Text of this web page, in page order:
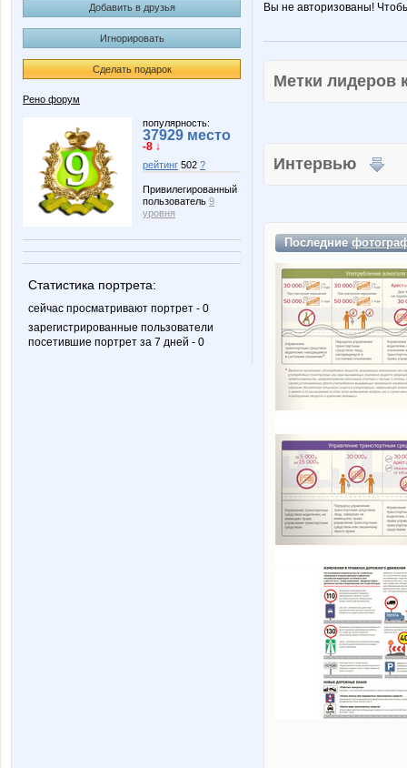
Добавить в друзья
Игнорировать
Сделать подарок
Рено форум
популярность:
37929 место
-8 ↓
рейтинг 502 ?
Привилегированный
пользователь 9
уровня
Статистика портрета:
сейчас просматривают портрет - 0
зарегистрированные пользователи
посетившие портрет за 7 дней - 0
Вы не авторизованы!
Метки
Интервью
Последние